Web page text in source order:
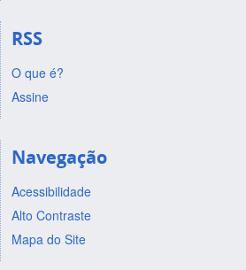
RSS
O que é?
Assine
Navegação
Acessibilidade
Alto Contraste
Mapa do Site